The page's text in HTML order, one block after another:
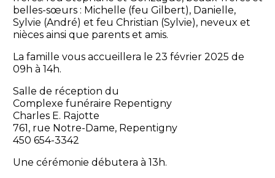
belles-sœurs : Michelle (feu Gilbert), Danielle,
Sylvie (André) et feu Christian (Sylvie), neveux et
nièces ainsi que parents et amis.
La famille vous accueillera le 23 février 2025 de
09h à 14h.
Salle de réception du
Complexe funéraire Repentigny
Charles E. Rajotte
761, rue Notre-Dame, Repentigny
450 654-3342
Une cérémonie débutera à 13h.